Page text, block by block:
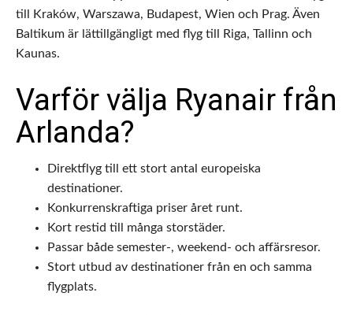
till Kraków, Warszawa, Budapest, Wien och Prag. Även
Baltikum är lättillgängligt med flyg till Riga, Tallinn och
Kaunas.
Varför välja Ryanair från
Arlanda?
Direktflyg till ett stort antal europeiska
destinationer.
Konkurrenskraftiga priser året runt.
Kort restid till många storstäder.
Passar både semester-, weekend- och affärsresor.
Stort utbud av destinationer från en och samma
flygplats.